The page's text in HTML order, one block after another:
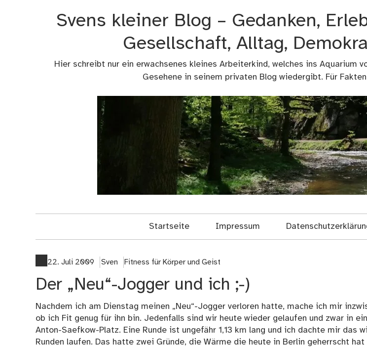
Svens kleiner Blog – Gedanken,
Gesellschaft, Alltag,
Hier schreibt nur ein erwachsenes kleines Arbeiterkind, welches ins Aquarium
Gesehene in seinem privaten Blog wiedergibt. Für
Startseite Impressum
22. Juli 2009 Sven Fitness für Körper und Geist
Der „Neu“-Jogger und ich ;-)
Nachdem ich am Dienstag meinen „Neu“-Jogger verloren hatte, mache ich mir
ob ich Fit genug für ihn bin. Jedenfalls sind wir heute wieder gelaufen und zwar in
Anton-Saefkow-Platz. Eine Runde ist ungefähr 1,13 km lang und ich dachte mir das
Runden laufen. Das hatte zwei Gründe, die Wärme die heute in Berlin geherrscht